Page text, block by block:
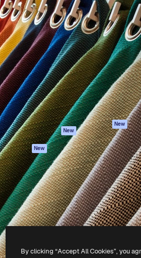
Produtos
Spaces
Assistente de IA
Gerador de
imagens
Gerador de vídeos
Texto para voz
Conteúdo de stock
MCP para
Claude/ChatGPT
New
Agentes New
API
App móvel
Todas as
ferramentas
Começar
Academy
Documentação
Atendimento
Termos e
condições
Política de
privacidade
Originais New
Política de
Central de
confiabilidade
Afiliados
Empresas
Todos os direitos reservados.
By clicking “Accept All Cookies”, you